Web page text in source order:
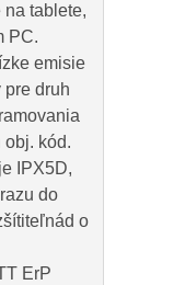
tablete,
PC.
emisie
druh
obj. kód.
IPX5D,
do
o
ErP